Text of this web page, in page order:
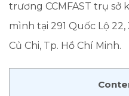
trương CCMFAST trụ sở
mình tại 291 Quốc Lộ
Củ Chi, Tp. Hồ Chí Minh.